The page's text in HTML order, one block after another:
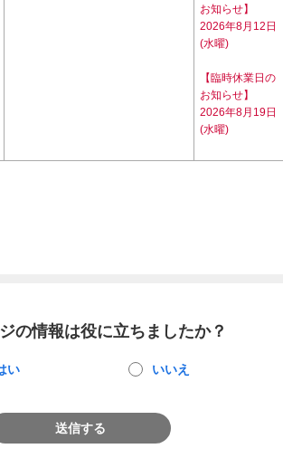
お知らせ】
2026年8月12日
(水曜)
【臨時休業日の
お知らせ】
2026年8月19日
(水曜)
の情報は役に立ちましたか？
い いいえ
送信する